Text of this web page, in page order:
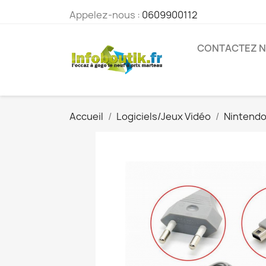
Appelez-nous : 0609900112
CONTACTEZ
Accueil Logiciels/Jeux Vidéo Nintendo